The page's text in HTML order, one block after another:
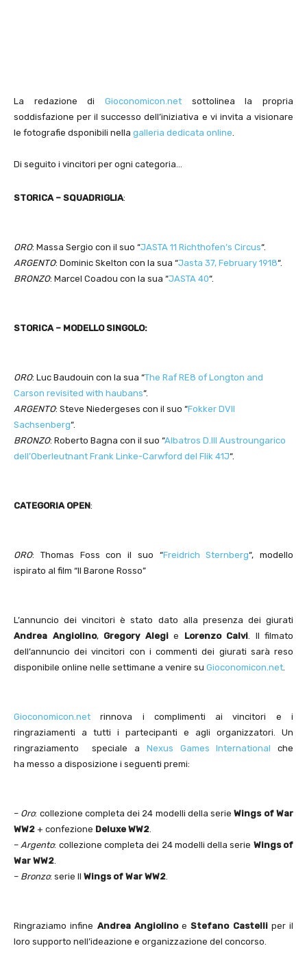
La redazione di Gioconomicon.net sottolinea la propria
soddisfazione per il successo dell’iniziativa e vi invita a visionare
le fotografie dsponibili nella galleria dedicata online.
Di seguito i vincitori per ogni categoria…
STORICA – SQUADRIGLIA:
ORO: Massa Sergio con il suo “JASTA 11 Richthofen’s Circus“.
ARGENTO: Dominic Skelton con la sua “Jasta 37, February 1918“.
BRONZO: Marcel Coadou con la sua “JASTA 40“.
STORICA – MODELLO SINGOLO:
ORO: Luc Baudouin con la sua “The Raf RE8 of Longton and
Carson revisited with haubans“.
ARGENTO: Steve Niedergeses con il suo “Fokker DVII
Sachsenberg“.
BRONZO: Roberto Bagna con il suo “Albatros D.III Austroungarico
dell’Oberleutnant Frank Linke-Carwford del Flik 41J“.
CATEGORIA OPEN:
ORO: Thomas Foss con il suo “Freidrich Sternberg“, modello
ispirato al film “Il Barone Rosso”
L’annuncio dei vincitori è stato dato alla presenza dei giurati
Andrea Angiolino, Gregory Alegie Lorenzo Calvi. Il filmato
dell’annuncio dei vincitori con i commenti dei giurati sarà reso
disponibile online nelle settimane a venire su Gioconomicon.net.
Gioconomicon.net rinnova i complimenti ai vincitori e i
ringraziamenti a tutti i partecipanti e agli organizzatori. Un
ringraziamento speciale a Nexus Games International che
ha messo a disposizione i seguenti premi:
– Oro: collezione completa dei 24 modelli della serieWings of War
WW2 + confezione Deluxe WW2.
–Argento: collezione completa dei 24 modelli della serie Wings of
War WW2.
– Bronzo: serie II Wings of War WW2.
Ringraziamo infine Andrea AngiolinoeStefano Castelliper il
loro supporto nell’ideazione e organizzazione del concorso.